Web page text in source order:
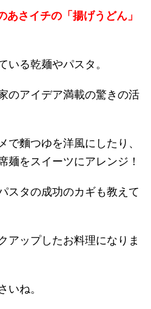
あさイチの「揚げうどん」
いる乾麺やパスタ。
のアイデア満載の驚きの活
で麵つゆを洋風にしたり、
麺をスイーツにアレンジ！
スタの成功のカギも教えて
アップしたお料理になりま
いね。